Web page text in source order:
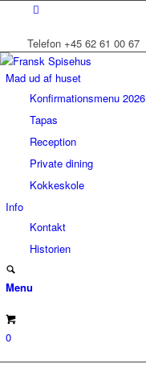
Telefon +45 62 61 00 67
Mad ud af huset
Konfirmationsmenu 2026
Tapas
Reception
Private dining
Kokkeskole
Info
Kontakt
Historien
Menu
0